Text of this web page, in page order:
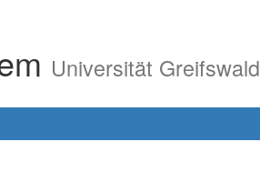
Universität Greifswald